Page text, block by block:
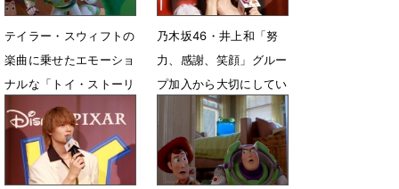
テイラー・スウィフトの
楽曲に乗せたエモーショ
ナルな「トイ・ストーリ
ー５」特別映像を公開
7月1日 19時14分
乃木坂46・井上和「努
力、感謝、笑顔」グルー
プ加入から大切にしてい
る想い明かす
6月30日 22時09分